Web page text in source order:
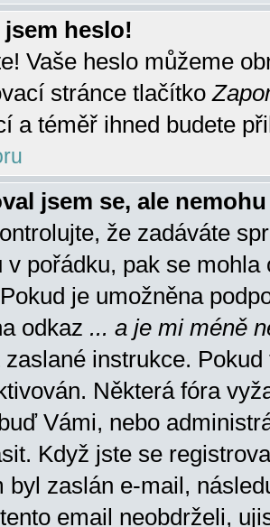
heslo!
Vaše heslo můžeme
stránce tlačítko
a téměř ihned budete
jsem se, ale
že zadáváte
v pořádku, pak se
je umožněna
odkaz ... a je mi méně
zaslané instrukce.
Některá fóra
Vámi, nebo
Když jste se
byl zaslán e-mail,
email neobdrželi,